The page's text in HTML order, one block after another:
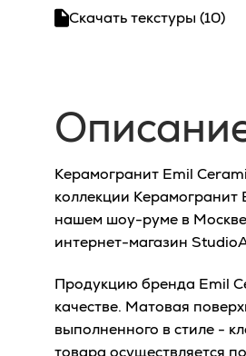
Скачать текстуры (10)
Керамогранит Emil
коллекции
нашем шоу-руме в
интернет-магазин
Продукцию бренда Emil
качестве. Матовая
выполненного в стиле -
товара осуществляется